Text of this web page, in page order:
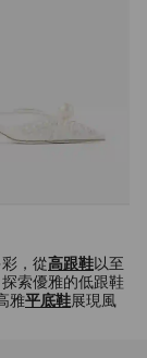
，從高跟鞋以至
索優雅的低跟鞋
雅平底鞋展現風